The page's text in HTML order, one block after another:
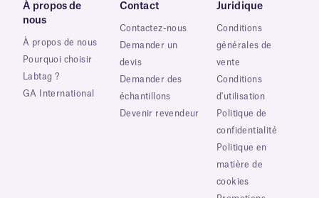
À propos de
nous
À propos de nous
Pourquoi choisir
Labtag ?
GA International
Contact
Contactez-nous
Demander un
devis
Demander des
échantillons
Devenir revendeur
Juridique
Conditions
générales de
vente
Conditions
d'utilisation
Politique de
confidentialité
Politique en
matière de
cookies